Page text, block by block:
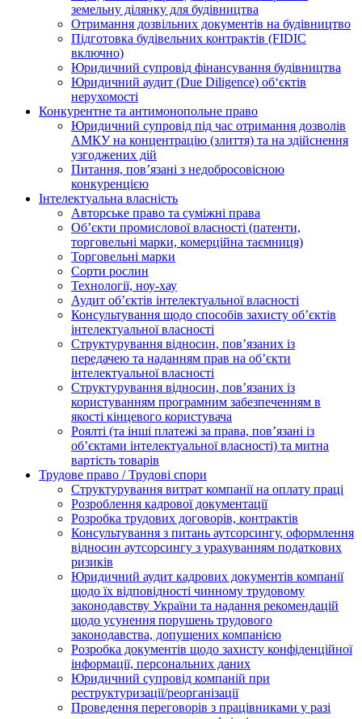
земельну ділянку для будівництва
Отримання дозвільних документів на будівництво
Підготовка будівельних контрактів (FIDIC
включно)
Юридичний супровід фінансування будівництва
Юридичний аудит (Due Diligence) об‘єктів
нерухомості
Конкурентне та антимонопольне право
Юридичний супровід під час отримання дозволів
АМКУ на концентрацію (злиття) та на здійснення
узгоджених дій
Питання, пов’язані з недобросовісною
конкуренцією
Інтелектуальна власність
Авторське право та суміжні права
Oб’єкти промислової власності (патенти,
торговельні марки, комерційна таємниця)
Торговельні марки
Сорти рослин
Технології, ноу-хау
Аудит об’єктів інтелектуальної власності
Консультування щодо способів захисту об’єктів
інтелектуальної власності
Структурування відносин, пов’язаних із
передачею та наданням прав на об’єкти
інтелектуальної власності
Структурування відносин, пов’язаних із
користуванням програмним забезпеченням в
якості кінцевого користувача
Роялті (та інші платежі за права, пов’язані із
об’єктами інтелектуальної власності) та митна
вартість товарів
Трудове право / Трудові спори
Cтруктурування витрат компанії на оплату праці
Розроблення кадрової документації
Розробка трудових договорів, контрактів
Консультування з питань аутсорсингу, оформлення
відносин аутсорсингу з урахуванням податкових
ризиків
Юридичний аудит кадрових документів компанії
щодо їх відповідності чинному трудовому
законодавству України та надання рекомендацій
щодо усунення порушень трудового
законодавства, допущених компанією
Розробка документів щодо захисту конфіденційної
інформації, персональних даних
Юридичний супровід компаній при
реструктуризації/реорганізації
Проведення переговорів з працівниками у разі